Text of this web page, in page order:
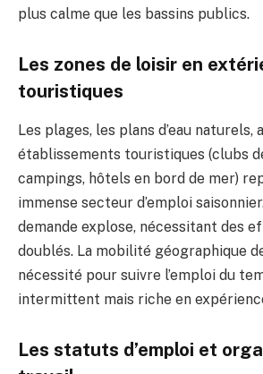
plus calme que les bassins publics.
Les zones de loisir en
touristiques
Les plages, les plans d’eau naturels,
établissements touristiques (clubs
campings, hôtels en bord de mer)
immense secteur d’emploi
demande explose, nécessitant des
doublés. La mobilité géographique
nécessité pour suivre l’emploi du
intermittent mais riche en
Les statuts d’emploi et